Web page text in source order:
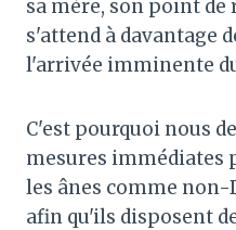
sa mère, son point de
s'attend à davantage
l'arrivée imminente
C'est pourquoi nous
mesures immédiates
les ânes comme non-
afin qu'ils disposent